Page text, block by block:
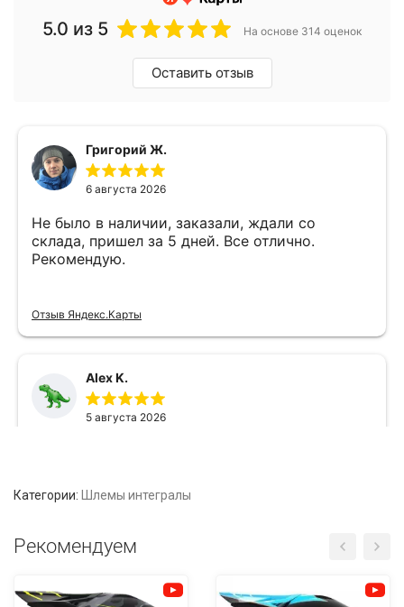
Категории: Шлемы интегралы
Рекомендуем